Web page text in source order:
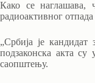
Како се наглашава,
радиоактивног
„Србија је
подзаконска акта
саопштењу.